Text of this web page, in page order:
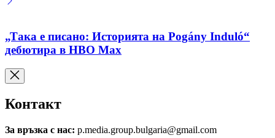
„Така е писано: Историята на Pogány Induló“
дебютира в HBO Max
Контакт
За връзка с нас: p.media.group.bulgaria@gmail.com